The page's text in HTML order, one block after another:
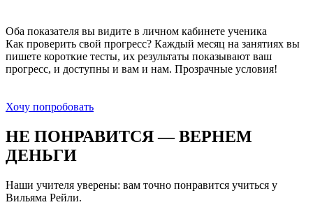
Оба показателя вы видите в личном кабинете ученика
Как проверить свой прогресс? Каждый месяц на занятиях вы
пишете короткие тесты, их результаты показывают ваш
прогресс, и доступны и вам и нам. Прозрачные условия!
Хочу попробовать
НЕ ПОНРАВИТСЯ — ВЕРНЕМ
ДЕНЬГИ
Наши учителя уверены: вам точно понравится учиться у
Вильяма Рейли.